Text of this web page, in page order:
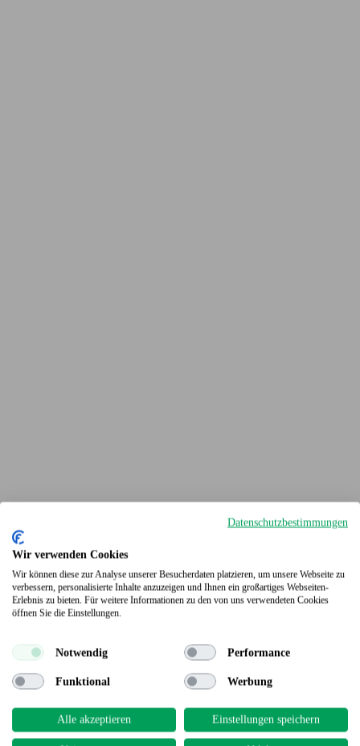
Terrassendielen
Datenschutzbestimmungen
Wir verwenden Cookies
Wir können diese zur Analyse unserer Besucherdaten platzieren, um unsere Webseite zu
verbessern, personalisierte Inhalte anzuzeigen und Ihnen ein großartiges Webseiten-
Erlebnis zu bieten. Für weitere Informationen zu den von uns verwendeten Cookies
öffnen Sie die Einstellungen.
Notwendig Performance
Funktional Werbung
Alle akzeptieren Einstellungen speichern